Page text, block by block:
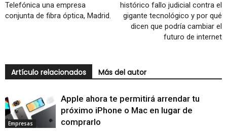
Telefónica una empresa
conjunta de fibra óptica, Madrid.
histórico fallo judicial contra el
gigante tecnológico y por qué
dicen que podría cambiar el
futuro de internet
Artículo relacionados Más del autor
Empresas
Apple ahora te permitirá arrendar tu
próximo iPhone o Mac en lugar de
comprarlo